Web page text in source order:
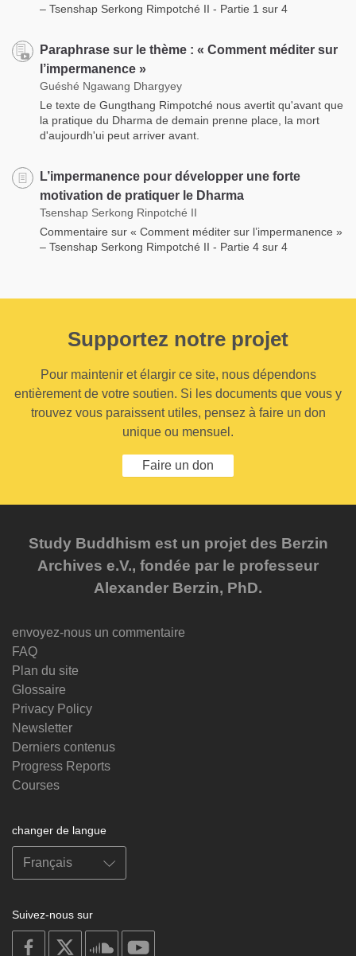
– Tsenshap Serkong Rimpotché II - Partie 1 sur 4
Paraphrase sur le thème : « Comment méditer sur
l’impermanence »
Guéshé Ngawang Dhargyey
Le texte de Gungthang Rimpotché nous avertit qu'avant que
la pratique du Dharma de demain prenne place, la mort
d'aujourdh'ui peut arriver avant.
L’impermanence pour développer une forte
motivation de pratiquer le Dharma
Tsenshap Serkong Rinpotché II
Commentaire sur « Comment méditer sur l’impermanence »
– Tsenshap Serkong Rimpotché II - Partie 4 sur 4
Supportez notre projet
Pour maintenir et élargir ce site, nous dépendons
entièrement de votre soutien. Si les documents que vous y
trouvez vous paraissent utiles, pensez à faire un don
unique ou mensuel.
Faire un don
Study Buddhism est un projet des Berzin
Archives e.V., fondée par le professeur
Alexander Berzin, PhD.
envoyez-nous un commentaire
FAQ
Plan du site
Glossaire
Privacy Policy
Newsletter
Derniers contenus
Progress Reports
Courses
changer de langue
Suivez-nous sur
on
facebook
soundcloud